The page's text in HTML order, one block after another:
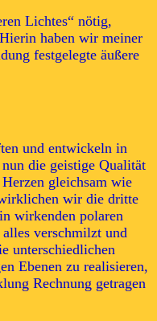
Lichtes“ nötig,
haben wir meiner
festgelegte äußere
und entwickeln in
die geistige Qualität
gleichsam wie
wir die dritte
wirkenden polaren
verschmilzt und
unterschiedlichen
Ebenen zu realisieren,
Rechnung getragen